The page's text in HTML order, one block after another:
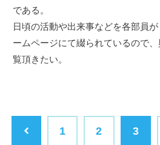
である。
日頃の活動や出来事などを各部員
ームページにて綴られているので
覧頂きたい。
1 2 3